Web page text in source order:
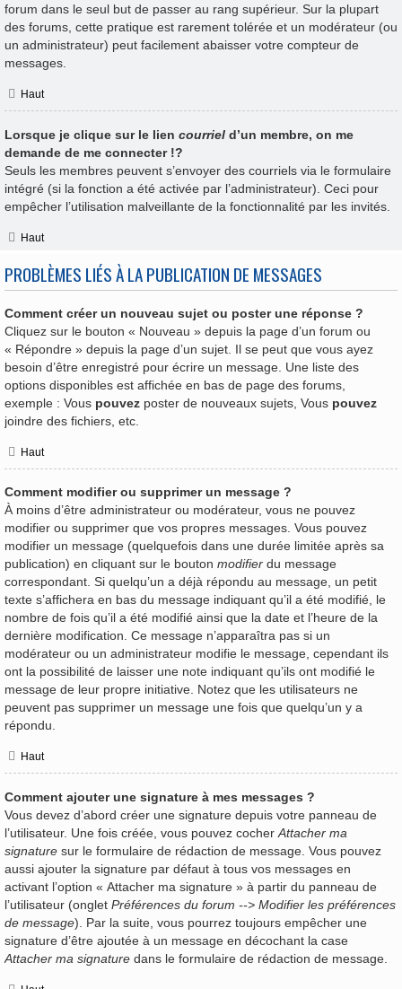
forum dans le seul but de passer au rang supérieur. Sur la plupart
des forums, cette pratique est rarement tolérée et un modérateur (ou
un administrateur) peut facilement abaisser votre compteur de
messages.
Haut
Lorsque je clique sur le lien courriel d’un membre, on me
demande de me connecter !?
Seuls les membres peuvent s’envoyer des courriels via le formulaire
intégré (si la fonction a été activée par l’administrateur). Ceci pour
empêcher l’utilisation malveillante de la fonctionnalité par les invités.
Haut
PROBLÈMES LIÉS À LA PUBLICATION DE MESSAGES
Comment créer un nouveau sujet ou poster une réponse ?
Cliquez sur le bouton « Nouveau » depuis la page d’un forum ou
« Répondre » depuis la page d’un sujet. Il se peut que vous ayez
besoin d’être enregistré pour écrire un message. Une liste des
options disponibles est affichée en bas de page des forums,
exemple : Vous pouvez poster de nouveaux sujets, Vous pouvez
joindre des fichiers, etc.
Haut
Comment modifier ou supprimer un message ?
À moins d’être administrateur ou modérateur, vous ne pouvez
modifier ou supprimer que vos propres messages. Vous pouvez
modifier un message (quelquefois dans une durée limitée après sa
publication) en cliquant sur le bouton modifier du message
correspondant. Si quelqu’un a déjà répondu au message, un petit
texte s’affichera en bas du message indiquant qu’il a été modifié, le
nombre de fois qu’il a été modifié ainsi que la date et l’heure de la
dernière modification. Ce message n’apparaîtra pas si un
modérateur ou un administrateur modifie le message, cependant ils
ont la possibilité de laisser une note indiquant qu’ils ont modifié le
message de leur propre initiative. Notez que les utilisateurs ne
peuvent pas supprimer un message une fois que quelqu’un y a
répondu.
Haut
Comment ajouter une signature à mes messages ?
Vous devez d’abord créer une signature depuis votre panneau de
l’utilisateur. Une fois créée, vous pouvez cocher Attacher ma
signature sur le formulaire de rédaction de message. Vous pouvez
aussi ajouter la signature par défaut à tous vos messages en
activant l’option « Attacher ma signature » à partir du panneau de
l’utilisateur (onglet Préférences du forum --> Modifier les préférences
de message). Par la suite, vous pourrez toujours empêcher une
signature d’être ajoutée à un message en décochant la case
Attacher ma signature dans le formulaire de rédaction de message.